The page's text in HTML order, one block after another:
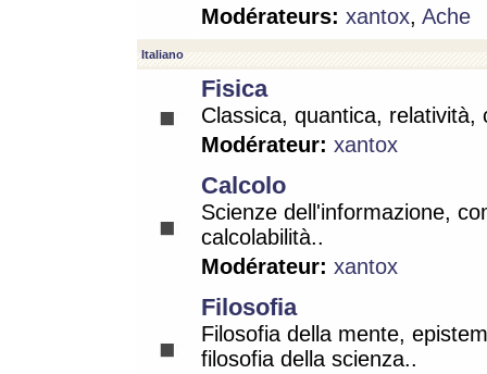
Modérateurs: xantox, Ache
Italiano
Fisica
Classica, quantica, relatività,
Modérateur: xantox
Calcolo
Scienze dell'informazione,
calcolabilità..
Modérateur: xantox
Filosofia
Filosofia della mente,
filosofia della scienza..